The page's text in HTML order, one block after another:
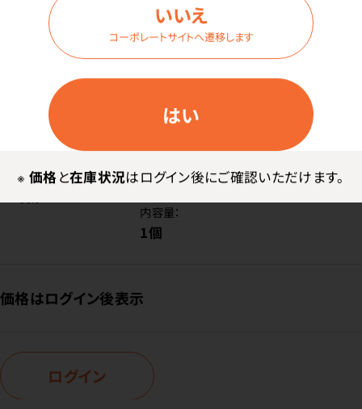
はい
いいえ
コーポレートサイトへ遷移します
※ 価格と在庫状況はログイン後にご確認いただけます。
ログイン
商品番号：
種類：
280 ワイド M 9026
内容量：
1個
価格はログイン後表示
ログイン